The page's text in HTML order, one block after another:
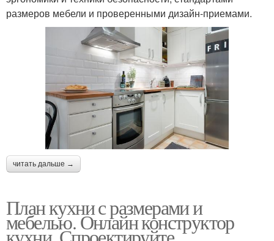
размеров мебели и проверенными дизайн-приемами.
читать дальше →
План кухни с размерами и
мебелью. Онлайн конструктор